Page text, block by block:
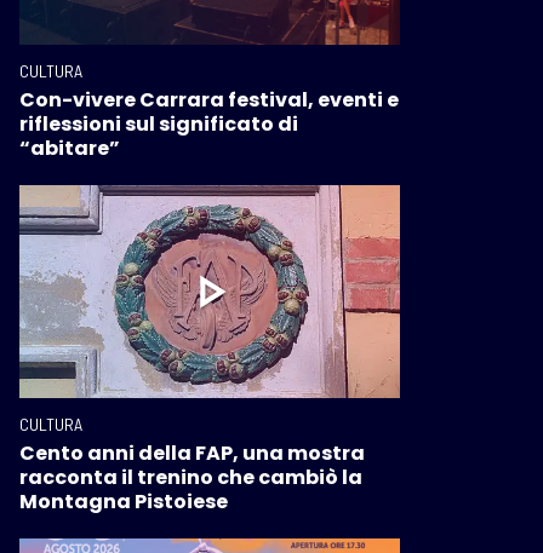
CULTURA
Con-vivere Carrara festival, eventi e
riflessioni sul significato di
“abitare”
CULTURA
Cento anni della FAP, una mostra
racconta il trenino che cambiò la
Montagna Pistoiese